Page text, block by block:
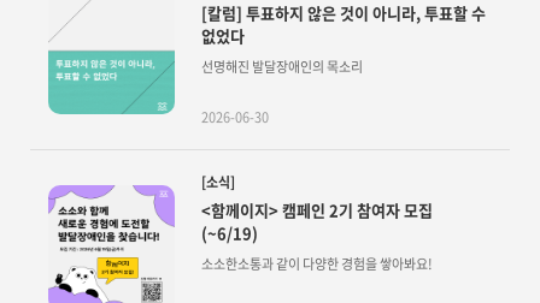
[칼럼] 투표하지 않은 것이 아니라, 투표할 수
없었다
선명해진 발달장애인의 목소리
2026-06-30
[소식]
<함께이지> 캠페인 2기 참여자 모집
(~6/19)
소소한소통과 같이 다양한 경험을 쌓아봐요!